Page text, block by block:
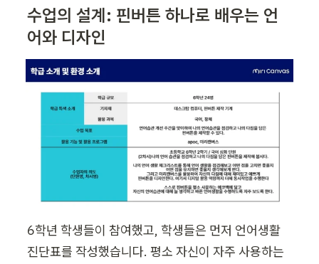
수업의 설계: 핀버튼 하나로 배우는 언
어와 디자인
6학년 학생들이 참여했고, 학생들은 먼저 언어생활
진단표를 작성했습니다. 평소 자신이 자주 사용하는